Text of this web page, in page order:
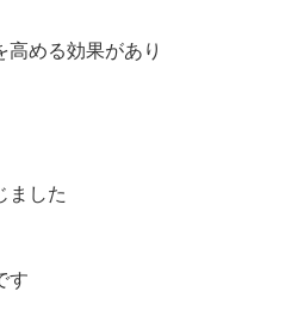
める効果があり
ました
す